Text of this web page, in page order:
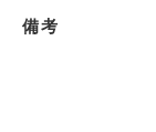
備考